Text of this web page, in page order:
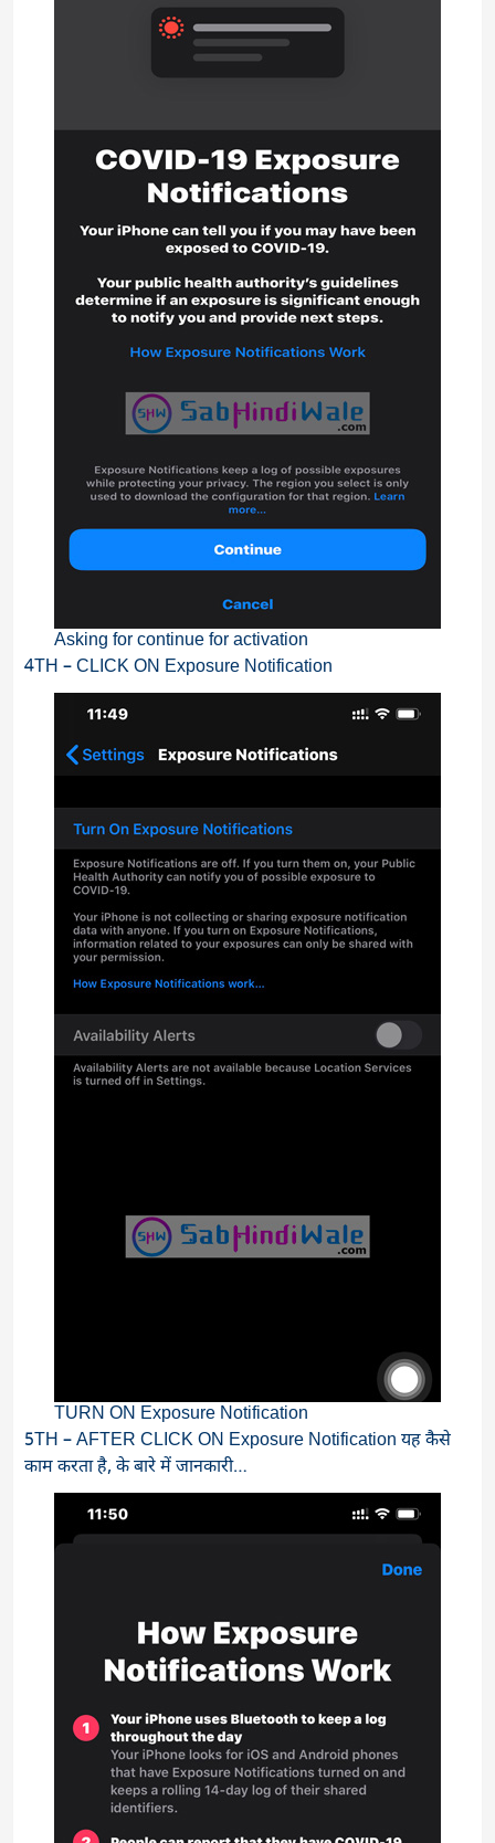
Asking for continue for activation
4TH – CLICK ON Exposure Notification
TURN ON Exposure Notification
5TH – AFTER CLICK ON Exposure Notification यह कैसे
काम करता है, के बारे में जानकारी…